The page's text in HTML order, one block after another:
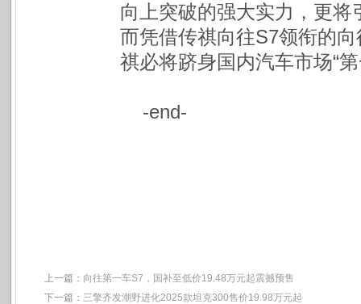
向上突破的强大实力，更
而凭借传祺向往S7领衔的
祺必将跻身国内汽车市场“
-end-
上一篇： 向往第一车S7，国补至低价19.48万元起震撼预售
下一篇： 三擎齐发潮野进化2025款坦克300售价19.98万元起